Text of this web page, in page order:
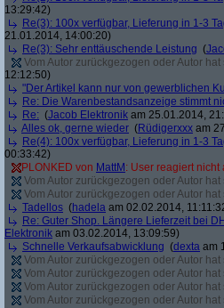
13:29:42)
Re(3): 100x verfügbar, Lieferung in 1-3
21.01.2014, 14:00:20)
Re(3): Sehr enttäuschende Leistung (
Vom Autor zurückgezogen oder Autor
12:12:50)
"Der Artikel kann nur von gewerblichen
Re: Die Warenbestandsanzeige stimmt
Re: (Jacob Elektronik am 25.01.2014,
Alles ok, gerne wieder (Rüdigerxxx am
Re(4): 100x verfügbar, Lieferung in 1-3
00:33:42)
PLONKED von MattM : User reagiert nicht
Vom Autor zurückgezogen oder Autor
Vom Autor zurückgezogen oder Autor
Tadellos (hadela am 02.02.2014,
Re: Guter Shop. Längere Lieferzeit bei
Elektronik am 03.02.2014, 13:09:59)
Schnelle Verkaufsabwicklung (dexta am
Vom Autor zurückgezogen oder Autor
Vom Autor zurückgezogen oder Autor
Vom Autor zurückgezogen oder Autor
Vom Autor zurückgezogen oder Autor